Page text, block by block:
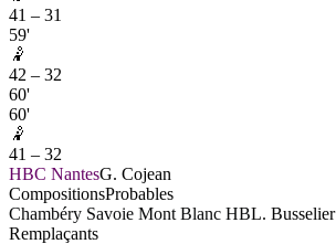
41 – 31
59'
🤾
42 – 32
60'
60'
🤾
41 – 32
HBC NantesG. Cojean
CompositionsProbables
Chambéry Savoie Mont Blanc HBL. Busselier
Remplaçants